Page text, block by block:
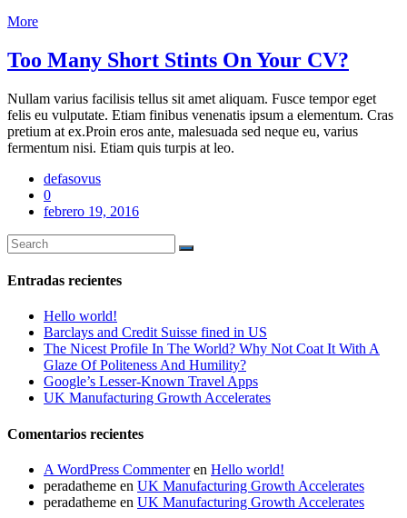
More
Too Many Short Stints On Your CV?
Nullam varius facilisis tellus sit amet aliquam. Fusce tempor eget
felis eu vulputate. Etiam finibus venenatis ipsum a elementum. Cras
pretium at ex.Proin eros ante, malesuada sed neque eu, varius
fermentum nisi. Etiam quis turpis at leo.
defasovus
0
febrero 19, 2016
Entradas recientes
Hello world!
Barclays and Credit Suisse fined in US
The Nicest Profile In The World? Why Not Coat It With A
Glaze Of Politeness And Humility?
Google’s Lesser-Known Travel Apps
UK Manufacturing Growth Accelerates
Comentarios recientes
A WordPress Commenteren Hello world!
peradatheme en UK Manufacturing Growth Accelerates
peradatheme en UK Manufacturing Growth Accelerates